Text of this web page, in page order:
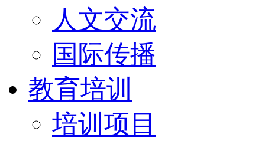
人文交流
国际传播
教育培训
培训项目